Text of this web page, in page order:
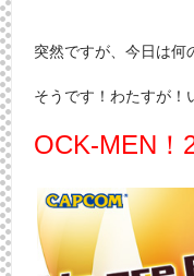
突然ですが、今日は何
そうです！わたすが！
OCK-MEN！2